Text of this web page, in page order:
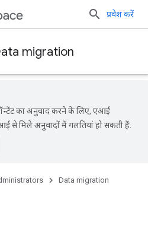
प्रवेश करें
migration
का अनुवाद करने के लिए, एआई
से मिले अनुवादों में गलतियां हो सकती हैं.
Data migration